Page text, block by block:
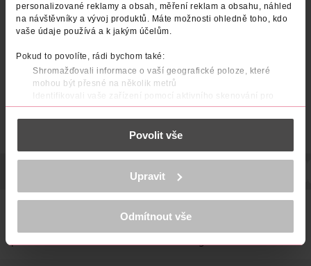
personalizované reklamy a obsah, měření reklam a obsahu, náhled
na návštěvníky a vývoj produktů. Máte možnosti ohledně toho, kdo
vaše údaje používá a k jakým účelům.
Pokud to povolíte, rádi bychom také:
Shromažďovali informace o vaší geografické poloze, které
mohou být přesné na několik metrů
Identifikovali vaše zařízení pomocí aktivního skenování pro
konkrétní charakteristiky (otisk prstu)
Zjistěte více o tom, jak zpracováváme vaše osobní údaje, a nastavte
části s podrobnostmi . Svůj souhlas můžete kdykoliv
K provozu stránek, personalizaci obsahu a reklam, funkcí sociálních
médií, analýze návštěvnosti, které mohou nést osobní údaje.
Více najdete vprohlášení o ochraně osobních údajů.
Děkujeme za pochopení. >více o cookies<
Povolit vše
Upravit
Odmítnout vše
Round Lab 150 ml
DO KOŠÍKU
Obj. č.: 1255874
Dr. Althea 50 ml
439 Kč
DO KOŠÍKU
SLOŽENÍ
Čistí a odstraňuje nadbytečný kožní maz bez vysušení
pokožky. Odstraňuje nečistoty a zbytky make-upu a